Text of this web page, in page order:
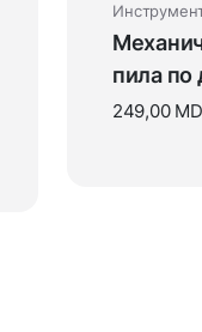
пила по
249,00